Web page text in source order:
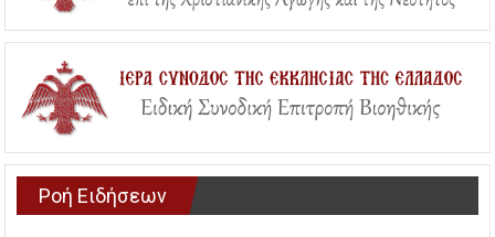
Ροή Ειδήσεων